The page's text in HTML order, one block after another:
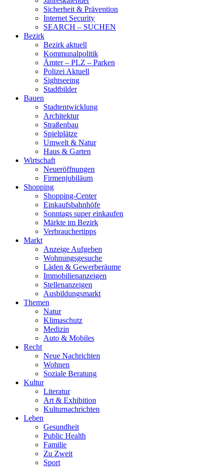
Sicherheit & Prävention
Internet Security
SEARCH – SUCHEN
Bezirk
Bezirk aktuell
Kommunalpolitik
Ämter – PLZ – Parken
Polizei Aktuell
Sightseeing
Stadtbilder
Bauen
Stadtentwicklung
Architektur
Straßenbau
Spielplätze
Umwelt & Natur
Haus & Garten
Wirtschaft
Neueröffnungen
Firmenjubiläum
Shopping
Shopping-Center
Einkaufsbahnhöfe
Sonntags super einkaufen
Märkte im Bezirk
Verbrauchertipps
Markt
Anzeige Aufgeben
Wohnungsgesuche
Läden & Gewerberäume
Immobilienanzeigen
Stellenanzeigen
Ausbildungsmarkt
Themen
Natur
Klimaschutz
Medizin
Auto & Mobiles
Recht
Neue Nachrichten
Wohnen
Soziale Beratung
Kultur
Literatur
Art & Exhibition
Kulturnachrichten
Leben
Gesundheit
Public Health
Familie
Zu Zweit
Sport